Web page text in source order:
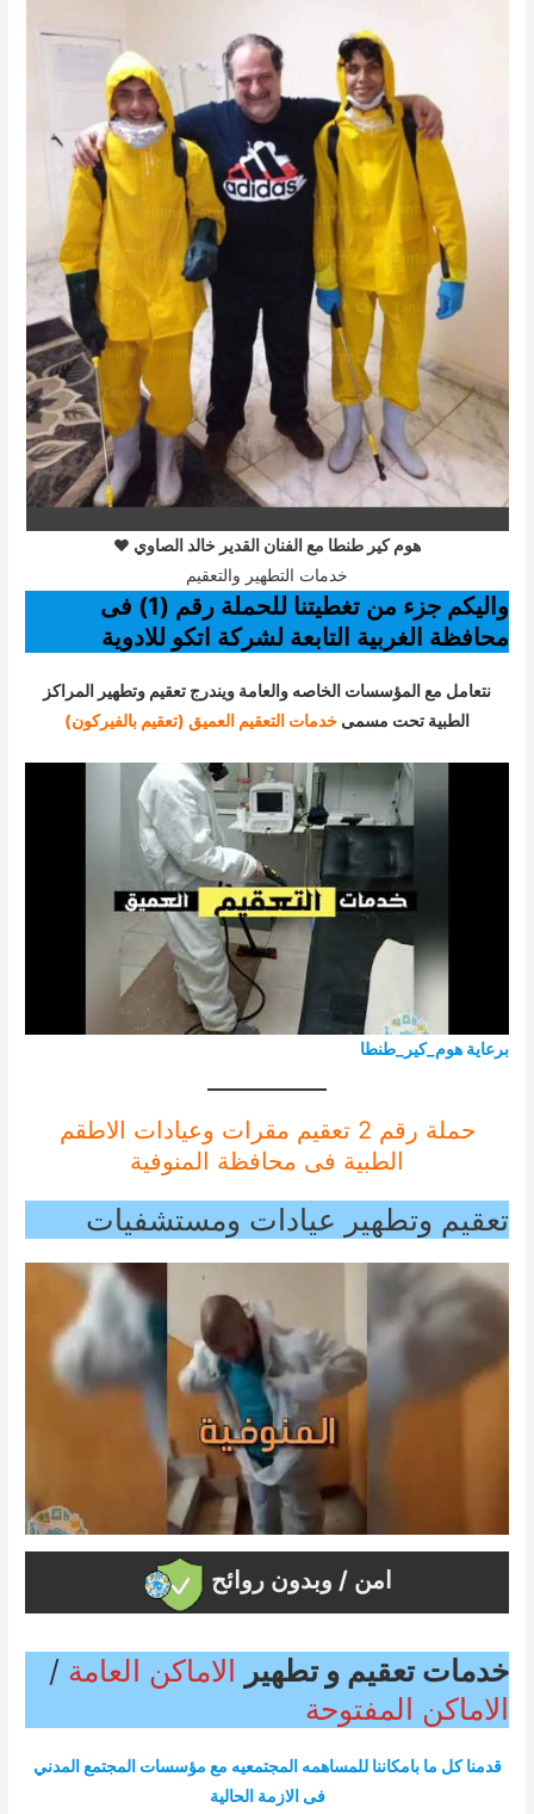
هوم كير طنطا مع الفنان القدير خالد الصاوي ❤
خدمات التطهير والتعقيم
واليكم جزء من تغطيتنا للحملة رقم (1) فى
محافظة الغربية التابعة لشركة اتكو للادوية
نتعامل مع المؤسسات الخاصه والعامة ويندرج تعقيم وتطهير المراكز
الطبية تحت مسمى خدمات التعقيم العميق (تعقيم بالفيركون)
برعاية هوم_كير_طنطا
حملة رقم 2 تعقيم مقرات وعيادات الاطقم
الطبية فى محافظة المنوفية
تعقيم وتطهير عيادات ومستشفيات
امن / وبدون روائح
خدمات تعقيم و تطهير الاماكن العامة/
الاماكن المفتوحة
قدمنا كل ما بامكاننا للمساهمه المجتمعيه مع مؤسسات المجتمع المدني
فى الازمة الحالية